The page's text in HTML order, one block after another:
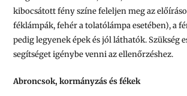
kibocsátott fény színe feleljen meg az
féklámpák, fehér a tolatólámpa esetében), a
pedig legyenek épek és jól láthatók. Szükség
segítséget igénybe venni az ellenőrzéshez.
Abroncsok, kormányzás és fékek